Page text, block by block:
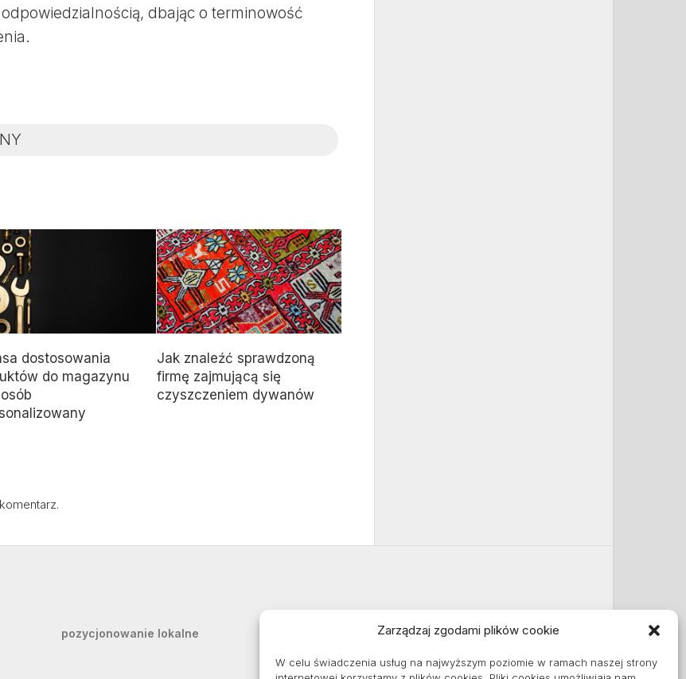
Zarządzaj zgodami plików cookie
W celu świadczenia usług na najwyższym poziomie w ramach naszej strony
dbając o terminowość
dostosowania
do magazynu
Jak znaleźć sprawdzoną
firmę zajmującą się
czyszczeniem dywanów
pozycjonowanie lokalne Informacje
Polityka plików cookies (EU)